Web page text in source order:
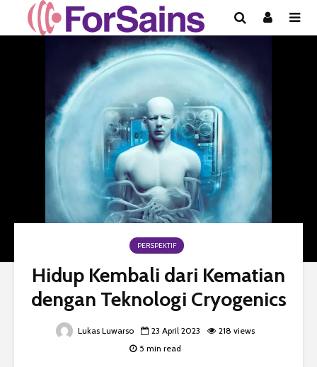
PERSPEKTIF
Hidup Kembali dari Kematian
dengan Teknologi Cryogenics
Lukas Luwarso 23 April 2023
218 views
5 min read